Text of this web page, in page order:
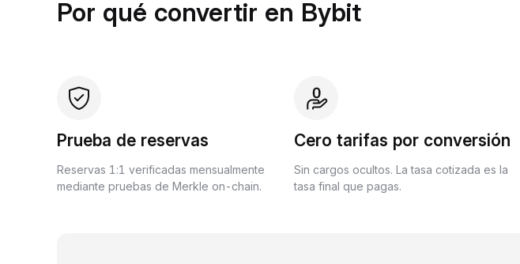
Por qué convertir en Bybit
Prueba de reservas
Reservas 1:1 verificadas mensualmente
mediante pruebas de Merkle on-chain.
Cero tarifas por conversión
Sin cargos ocultos. La tasa cotizada es la
tasa final que pagas.